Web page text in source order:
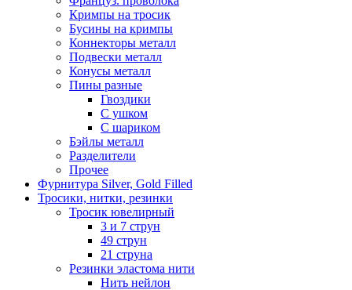
Кримпы на тросик
Бусины на кримпы
Коннекторы металл
Подвески металл
Конусы металл
Пины разные
Гвоздики
С ушком
С шариком
Бэйлы металл
Разделители
Прочее
Фурнитура Silver, Gold Filled
Тросики, нитки, резинки
Тросик ювелирный
3 и 7 струн
49 струн
21 струна
Резинки эластома нити
Нить нейлон